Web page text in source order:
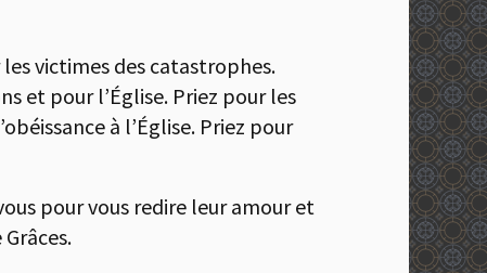
victimes des catastrophes.
et pour l’Église. Priez pour les
à l’Église. Priez pour
pour vous redire leur amour et